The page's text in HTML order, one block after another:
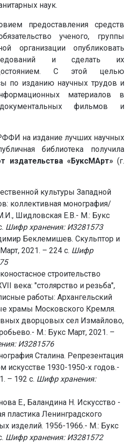
наук.
предоставления средств
ученого, группы
организации опубликовать
и сделать их
С этой целью
по изданию научных трудов и
материалов в
фильмов и
на издание лучших научных
библиотека получила
издательства «БуксМАрт»(г.
культуры Западной
коллективная монография/
Шидловская Е.В.- М.: Букс
Шифр хранения: И3281573
Беклемишев. Скульптор и
2021. – 224 с. Шифр
строительство
века: "столярство и резьба",
работы: Архангельский
храмы Московского Кремля.
дворцовых сел Измайлово,
М.: Букс Март, 2021. –
И3281576
Сталина. Репрезентация
искусстве 1930-1950-х годов.-
– 192 с. Шифр хранения:
Е., Баландина Н. Искусство -
пластика Ленинградского
изделий. 1956-1966.- М.: Букс
Шифр хранения: И3281572